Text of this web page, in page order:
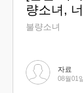
량소녀,
불량소녀
자료
08월01